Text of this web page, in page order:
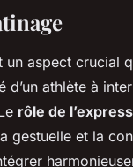
un aspect crucial
athlète à
rôle de
gestuelle et la